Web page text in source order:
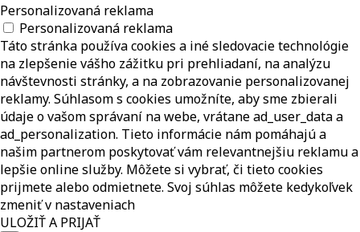
Personalizovaná reklama
Personalizovaná reklama
Táto stránka používa cookies a iné sledovacie technológie
na zlepšenie vášho zážitku pri prehliadaní, na analýzu
návštevnosti stránky, a na zobrazovanie personalizovanej
reklamy. Súhlasom s cookies umožníte, aby sme zbierali
údaje o vašom správaní na webe, vrátane ad_user_data a
ad_personalization. Tieto informácie nám pomáhajú a
našim partnerom poskytovať vám relevantnejšiu reklamu a
lepšie online služby. Môžete si vybrať, či tieto cookies
prijmete alebo odmietnete. Svoj súhlas môžete kedykoľvek
zmeniť v nastaveniach
ULOŽIŤ A PRIJAŤ